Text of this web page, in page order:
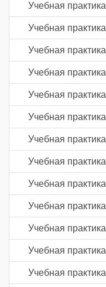
Учебная практика
Учебная практика
Учебная практика
Учебная практика
Учебная практика
Учебная практика
Учебная практика
Учебная практика
Учебная практика
Учебная практика
Учебная практика
Учебная практика
Учебная практика